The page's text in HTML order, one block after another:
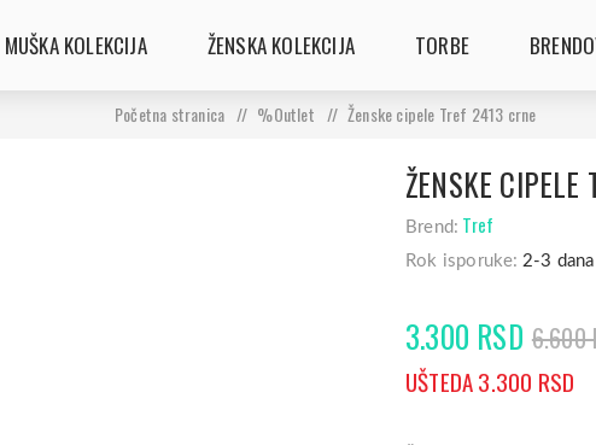
MUŠKA KOLEKCIJA ŽENSKA KOLEKCIJA TORBE
Početna stranica / %Outlet / Ženske cipele Tref 2413 crne
ŽENSKE
Brend: Tref
Rok isporuke: 2-3 dana
3.300 RSD 6.600
UŠTEDA 3.300 RSD